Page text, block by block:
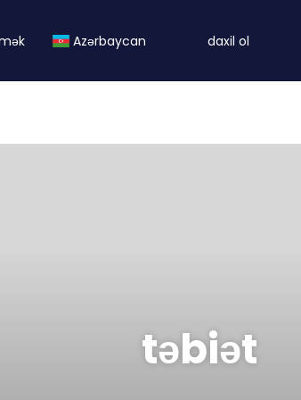
Azərbaycan daxil ol
təbiət